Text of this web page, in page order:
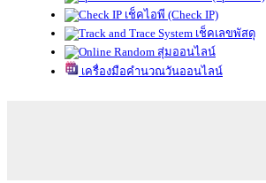
เช็คไอพี (Check IP)
เช็คเลขพัสดุ
สุ่มออนไลน์
เครื่องมือคำนวณวันออนไลน์